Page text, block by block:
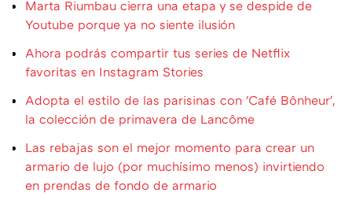
Marta Riumbau cierra una etapa y se despide de
Youtube porque ya no siente ilusión
Ahora podrás compartir tus series de Netflix
favoritas en Instagram Stories
Adopta el estilo de las parisinas con 'Café Bônheur',
la colección de primavera de Lancôme
Las rebajas son el mejor momento para crear un
armario de lujo (por muchísimo menos) invirtiendo
en prendas de fondo de armario